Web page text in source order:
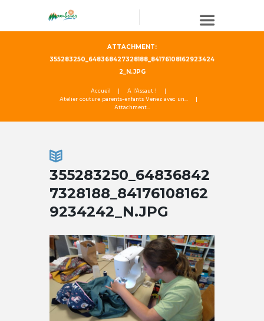
ATTACHMENT:
355283250_648368427328188_84176108162923424
2_N.JPG
Accueil
A l'Assaut !
Atelier couture parents-enfants Venez avec un...
Attachment...
355283250_64836842
7328188_84176108162
9234242_N.JPG